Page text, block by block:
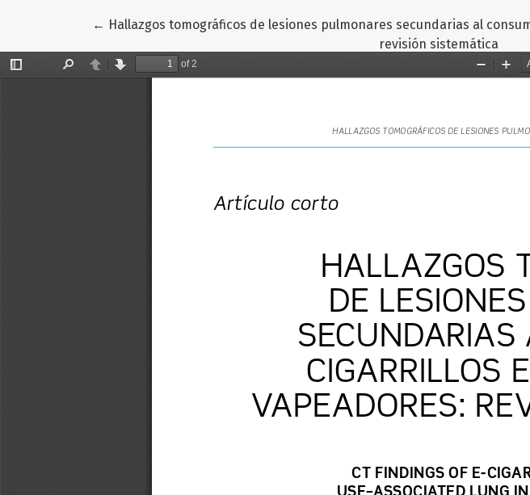
← Volver a los detalles del artículo
Hallazgos tomográficos de lesiones pulmonares secundarias al
revisión sistemática